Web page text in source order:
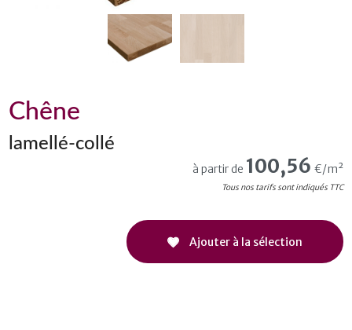
Chêne
lamellé-collé
à partir de 100,56 €/m²
Tous nos tarifs sont indiqués TTC
Ajouter à la sélection